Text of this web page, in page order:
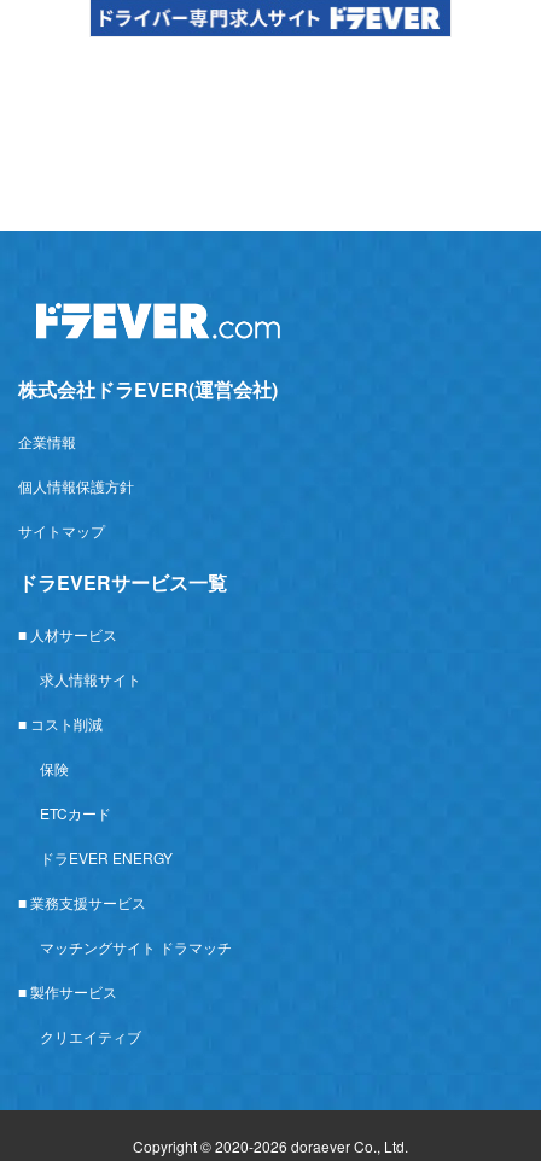
株式会社ドラEVER(運営会社)
企業情報
個人情報保護方針
サイトマップ
ドラEVERサービス一覧
■ 人材サービス
求人情報サイト
■ コスト削減
保険
ETCカード
ドラEVER ENERGY
■ 業務支援サービス
マッチングサイト ドラマッチ
■ 製作サービス
クリエイティブ
Copyright © 2020-2026 doraever Co., Ltd.